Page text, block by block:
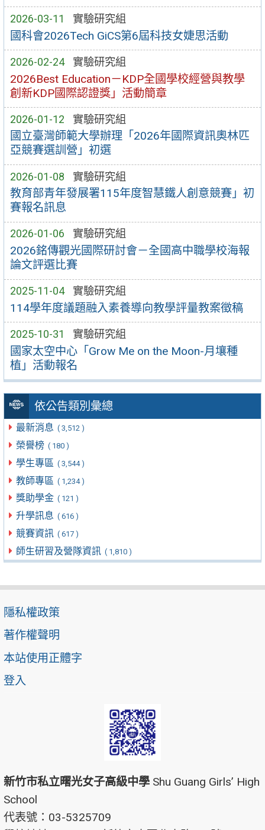
2026-03-11 實驗研究組
國科會2026Tech GiCS第6屆科技女婕思活動
2026-02-24 實驗研究組
2026Best Education－KDP全國學校經營與教學
創新KDP國際認證獎」活動簡章
2026-01-12 實驗研究組
國立臺灣師範大學辦理「2026年國際資訊奧林匹
亞競賽選訓營」初選
2026-01-08 實驗研究組
教育部青年發展署115年度智慧鐵人創意競賽」初
賽報名訊息
2026-01-06 實驗研究組
2026銘傳觀光國際研討會－全國高中職學校海報
論文評選比賽
2025-11-04 實驗研究組
114學年度議題融入素養導向教學評量教案徵稿
2025-10-31 實驗研究組
國家太空中心「Grow Me on the Moon-月壤種
植」活動報名
依公告類別彙總
最新消息 ( 3,512 )
榮譽榜 ( 180 )
學生專區 ( 3,544 )
教師專區 ( 1,234 )
獎助學金 ( 121 )
升學訊息 ( 616 )
競賽資訊 ( 617 )
師生研習及營隊資訊 ( 1,810 )
隱私權政策
著作權聲明
本站使用正體字
登入
新竹市私立曙光女子高級中學 Shu Guang Girls’ High
School
代表號：03-5325709